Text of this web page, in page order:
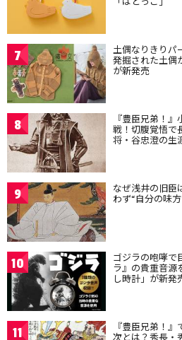
7 土偶なりきりパ
発掘された土偶
が新発売
8 『豊臣兄弟！
戦！切腹覚悟で
将・谷忠澄の生
9 なぜ浅井の旧臣
わず“自分の味
10 ゴジラの咆哮
ラ』の貴重音源
し時計」が新発
11 『豊臣兄弟！
次とは？秀長・